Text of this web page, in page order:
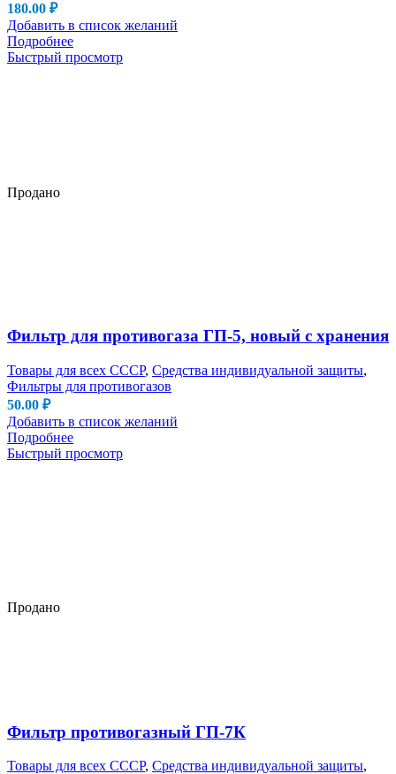
Продано
180.00 ₽
Добавить в список желаний
Подробнее
Быстрый просмотр
Продано
Фильтр для противогаза ГП-5, новый с хранения
Товары для всех СССР, Средства индивидуальной защиты,
Фильтры для противогазов
50.00 ₽
Добавить в список желаний
Подробнее
Быстрый просмотр
Фильтр противогазный ГП-7К
Товары для всех СССР, Средства индивидуальной защиты,